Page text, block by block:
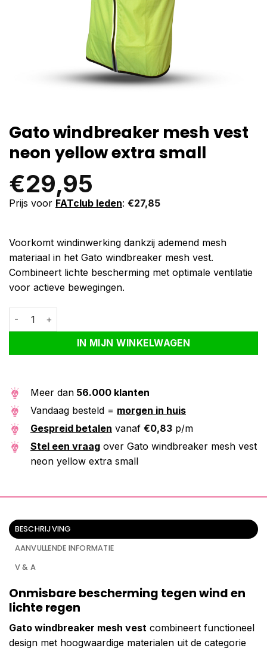
Gato windbreaker mesh vest
neon yellow extra small
€29,95
Prijs voor FATclub leden: €27,85
Voorkomt windinwerking dankzij ademend mesh
materiaal in het Gato windbreaker mesh vest.
Combineert lichte bescherming met optimale ventilatie
voor actieve bewegingen.
Gato windbreaker mesh vest neon yellow extra small aantal
IN MIJN WINKELWAGEN
Alternative:
Meer dan 56.000 klanten
Vandaag besteld = morgen in huis
Gespreid betalen vanaf €0,83 p/m
Stel een vraag over Gato windbreaker mesh vest
neon yellow extra small
BESCHRIJVING
AANVULLENDE INFORMATIE
V & A
Onmisbare bescherming tegen wind en
lichte regen
Gato windbreaker mesh vest combineert functioneel
design met hoogwaardige materialen uit de categorie